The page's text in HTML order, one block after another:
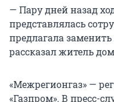
— Пару дней назад
представлялась
предлагала
рассказал житель
«Межрегионгаз» —
«Газпром». В пресс-